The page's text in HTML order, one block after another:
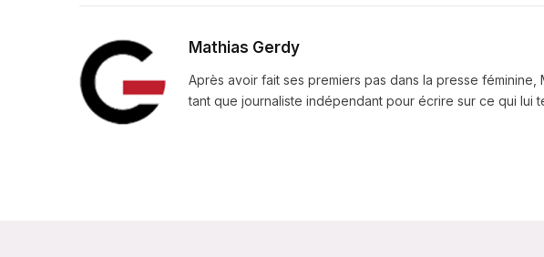
Mathias Gerdy
Après avoir fait ses premiers pas dans la presse
tant que journaliste indépendant pour écrire sur ce qui lui